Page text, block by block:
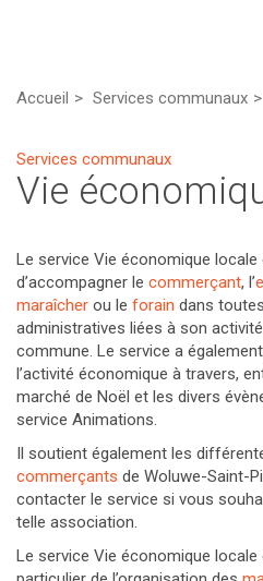
Accueil Services communaux
Services communaux
Vie
Le service Vie économique
d’accompagner le commerçant, l’
maraîcher ou le forain dans
administratives liées à son
commune. Le service a
l’activité économique à travers,
marché de Noël et les divers
service Animations.
Il soutient également les
commerçants de Woluwe-Saint-
contacter le service si vous
telle association.
Le service Vie économique